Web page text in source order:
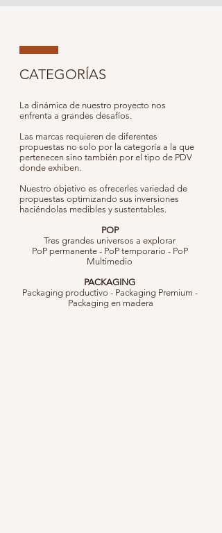
CATEGORÍAS
La dinámica de nuestro proyecto nos
enfrenta a grandes desafíos.
Las marcas requieren de diferentes
propuestas no solo por la categoría a la que
pertenecen sino también por el tipo de PDV
donde exhiben.
Nuestro objetivo es ofrecerles variedad de
propuestas optimizando sus inversiones
haciéndolas medibles y sustentables.
POP
Tres grandes universos a explorar
PoP permanente - PoP temporario - PoP
Multimedio
PACKAGING
Packaging productivo - Packaging Premium -
Packaging en madera